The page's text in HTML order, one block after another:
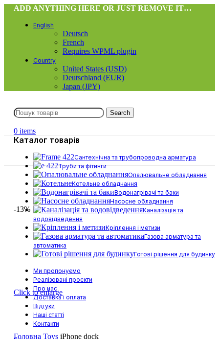
ADD ANYTHING HERE OR JUST REMOVE IT…
English
Deutsch
French
Requires WPML plugin
Country
United States (USD)
Deutschland (EUR)
Japan (JPY)
Search
0 items
Каталог товарів
Сантехнічна та трубопроводна арматура
Труби та фітинги
Опалювальне обладнання
Котельне обладнання
Водонагрівачі та баки
Насосне обладнання
Каналізація та
водовідведення
Кріплення і метизи
Газова арматура та
автоматика
Готові рішення для будинку
Ми пропонуємо
Реалізовані проєкти
Про нас
Доставка і оплата
Відгуки
Наші статті
Контакти
-13%
Click to enlarge
Головна Toys iPhone dock